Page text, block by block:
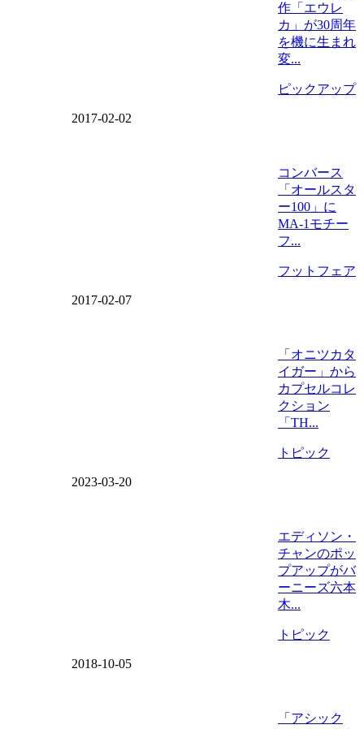
作「エウレ
カ」が30周年
を機に生まれ
変...
ピックアップ
2017-02-02
コンバース
「オールスタ
ー100」に
MA-1モチー
フ...
フットフェア
2017-02-07
「オニツカタ
イガー」から
カプセルコレ
クション
「TH...
トピック
2023-03-20
エディソン・
チャンのポッ
プアップがバ
ーニーズ六本
木...
トピック
2018-10-05
「アシック